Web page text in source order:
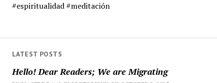
LATEST POSTS
Hello! Dear Readers; We are Migrating
#espiritualidad #meditación